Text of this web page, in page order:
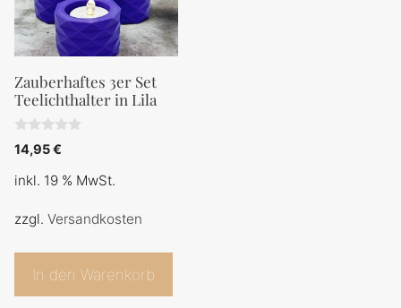
Zauberhaftes 3er Set
Teelichthalter in Lila
0
v
n
14,95€
inkl. 19 % MwSt.
zzgl. Versandkosten
In den Warenkorb